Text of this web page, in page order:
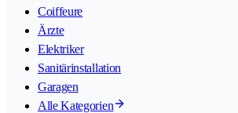
Coiffeure
Ärzte
Elektriker
Sanitärinstallation
Garagen
Alle Kategorien